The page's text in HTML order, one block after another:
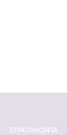
ΕΠΙΚΟΙΝΩΝΊΑ